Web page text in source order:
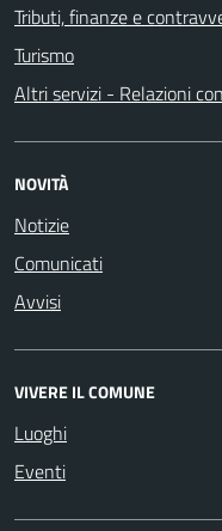
Tributi, finanze e
Turismo
Altri servizi - Relazioni
NOVITÀ
Notizie
Comunicati
Avvisi
VIVERE IL COMUNE
Luoghi
Eventi